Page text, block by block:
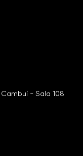
- Sala 108